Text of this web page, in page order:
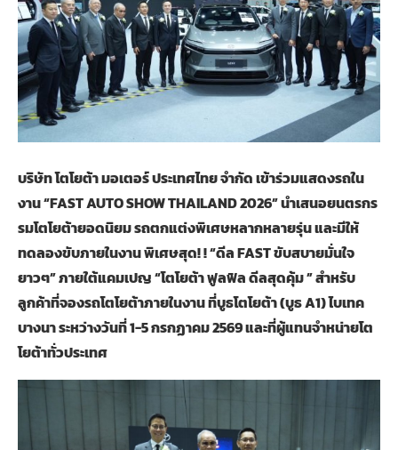
บริษัท โตโยต้า มอเตอร์ ประเทศไทย จำกัด เข้าร่วมแสดงรถใน
งาน “FAST AUTO SHOW THAILAND 2026” นำเสนอยนตรกร
รมโตโยต้ายอดนิยม รถตกแต่งพิเศษหลากหลายรุ่น และมีให้
ทดลองขับภายในงาน พิเศษสุด! ! “ดีล FAST ขับสบายมั่นใจ
ยาวๆ” ภายใต้แคมเปญ “โตโยต้า ฟูลฟิล ดีลสุดคุ้ม ” สำหรับ
ลูกค้าที่จองรถโตโยต้าภายในงาน ที่บูธโตโยต้า (บูธ A1) ไบเทค
บางนา ระหว่างวันที่ 1-5 กรกฏาคม 2569 และที่ผู้แทนจำหน่ายโต
โยต้าทั่วประเทศ